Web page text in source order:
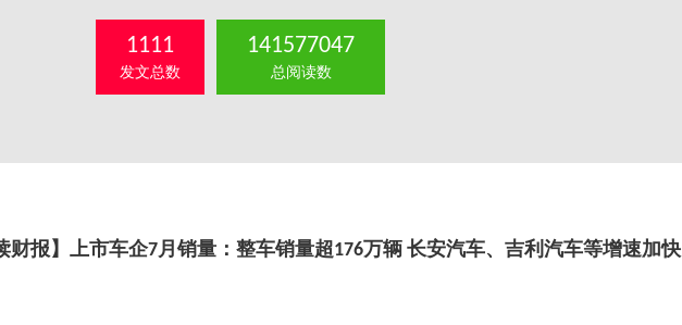
1111
发文总数
141577047
总阅读数
财报】上市车企7月销量：整车销量超176万辆 长安汽车、吉利汽车等增速加快